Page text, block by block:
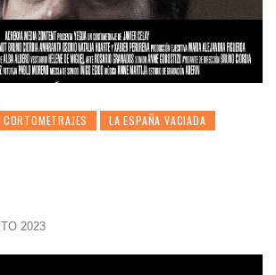
CORTOMETRAJES LA ESPAÑA VACIADA
2023